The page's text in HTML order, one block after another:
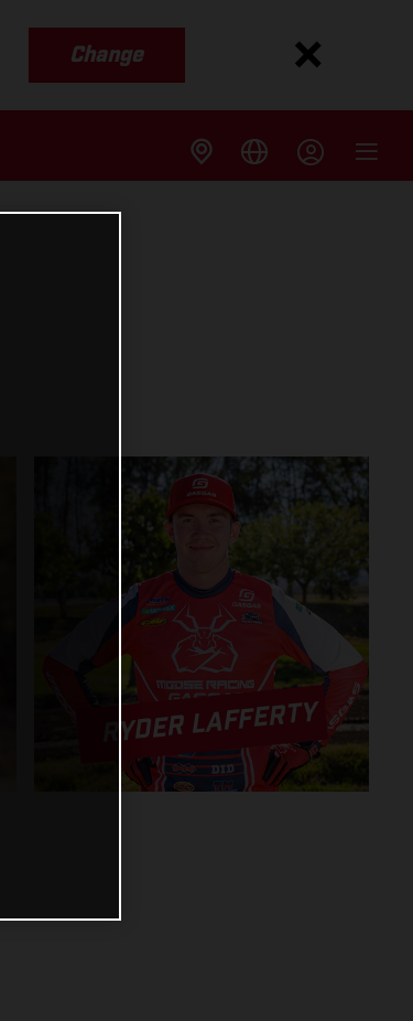
Change
RYDER LAFFERTY